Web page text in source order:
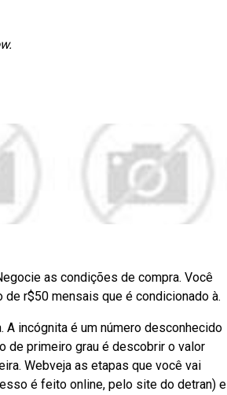
as condições de compra. Você
r$50 mensais que é condicionado à.
incógnita é um número desconhecido
de primeiro grau é descobrir o valor
Webveja as etapas que você vai
é feito online, pelo site do detran) e